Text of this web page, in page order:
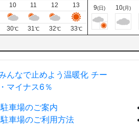
10 11 12 13
30℃ 31℃ 32℃ 33℃
9(日) 10(月)
駐車場のご案内
駐車場のご利用方法